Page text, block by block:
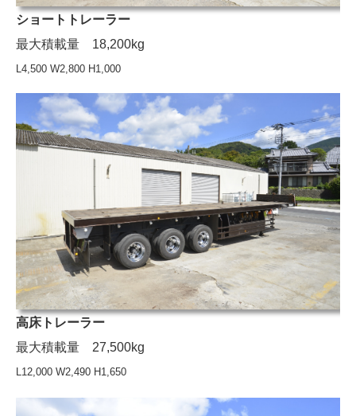
ショートトレーラー
最大積載量 18,200kg
L4,500 W2,800 H1,000
高床トレーラー
最大積載量 27,500kg
L12,000 W2,490 H1,650